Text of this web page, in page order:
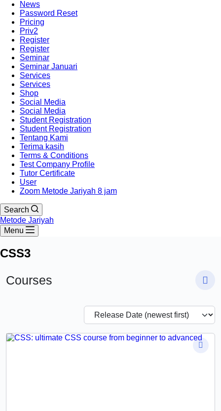
News
Password Reset
Pricing
Priv2
Register
Register
Seminar
Seminar Januari
Services
Services
Shop
Social Media
Social Media
Student Registration
Student Registration
Tentang Kami
Terima kasih
Terms & Conditions
Test Company Profile
Tutor Certificate
User
Zoom Metode Jariyah 8 jam
Search
Metode Jariyah
Menu
CSS3
Courses